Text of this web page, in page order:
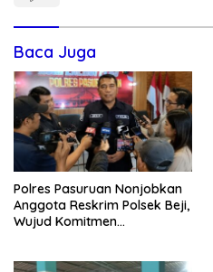
Baca Juga
Polres Pasuruan Nonjobkan
Anggota Reskrim Polsek Beji,
Wujud Komitmen